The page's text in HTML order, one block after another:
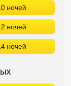
ночей
ночей
ночей